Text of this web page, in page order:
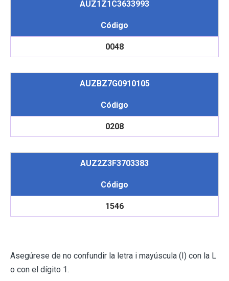
AUZ1Z1C3633993
Código
0048
AUZBZ7G0910105
Código
0208
AUZ2Z3F3703383
Código
1546
Asegúrese de no confundir la letra i mayúscula (I) con la L
o con el dígito 1.